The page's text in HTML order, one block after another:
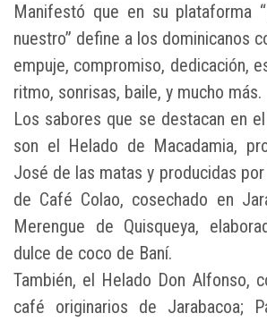
Manifestó que en su plataforma
nuestro” define a los dominicanos
empuje, compromiso, dedicación,
ritmo, sonrisas, baile, y mucho más.
Los sabores que se destacan en
son el Helado de Macadamia,
José de las matas y producidas
de Café Colao, cosechado en
Merengue de Quisqueya,
dulce de coco de Baní.
También, el Helado Don Alfonso,
café originarios de Jarabacoa;